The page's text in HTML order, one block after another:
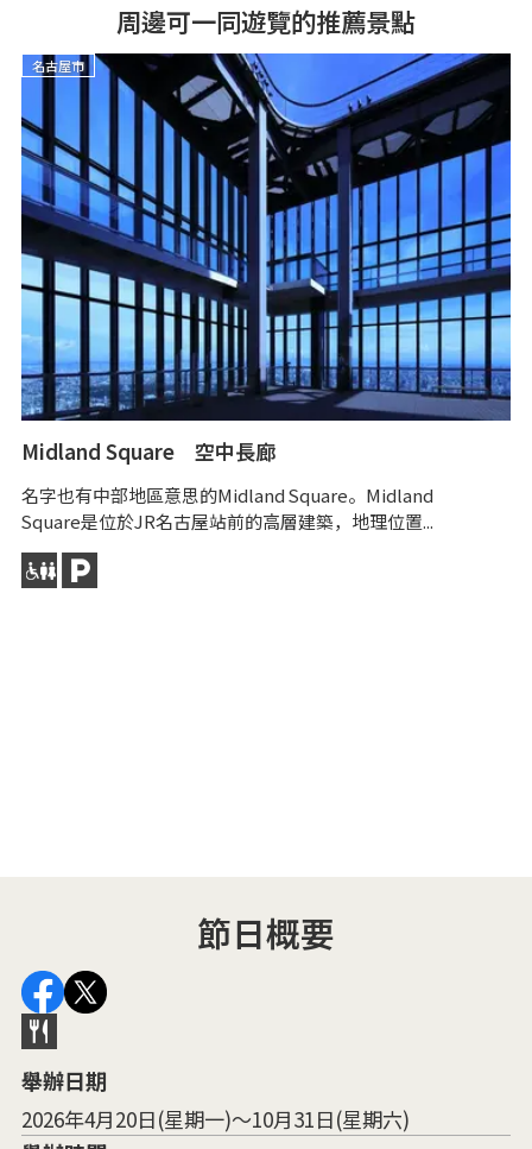
周邊可一同遊覽的推薦景點
名古屋市
Midland Square 空中長廊
名字也有中部地區意思的Midland Square。Midland
Square是位於JR名古屋站前的高層建築，地理位置...
節日概要
舉辦日期
2026年4月20日(星期一)～10月31日(星期六)